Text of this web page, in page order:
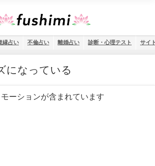
縁占い 不倫占い 離婚占い 診断・心理テスト サイ
になっている
ーションが含まれています